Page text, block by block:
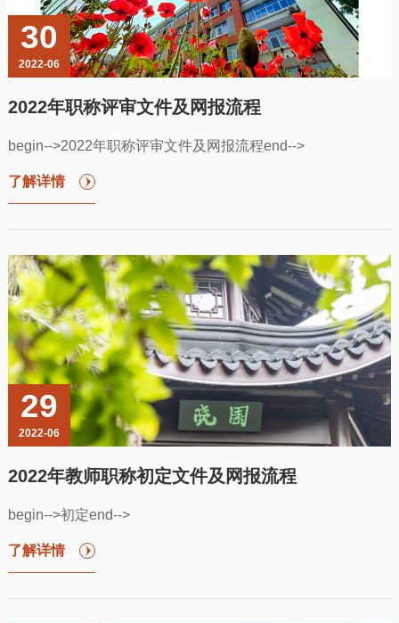
30
2022-06
2022年职称评审文件及网报流程
begin-->2022年职称评审文件及网报流程end-->
了解详情
29
2022-06
2022年教师职称初定文件及网报流程
begin-->初定end-->
了解详情